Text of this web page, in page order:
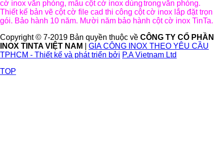
cờ inox văn phòng, mẫu cột cờ inox dùngtrongvăn phòng.
Thiết kế bản vẽ cột cờ file cad thi công cột cờ inox lắp đặt trọn
gói. Bảo hành 10 năm. Mười năm bảo hành cột cờ inox TinTa.
Copyright © 7-2019 Bản quyền thuộc về CÔNG TY CỔ PHẦN
INOX TINTA VIỆT NAM
GIA CÔNG INOX THEO YÊU CẦU
TPHCM - Thiết kế và phát triển bởi P.A Vietnam Ltd
TOP